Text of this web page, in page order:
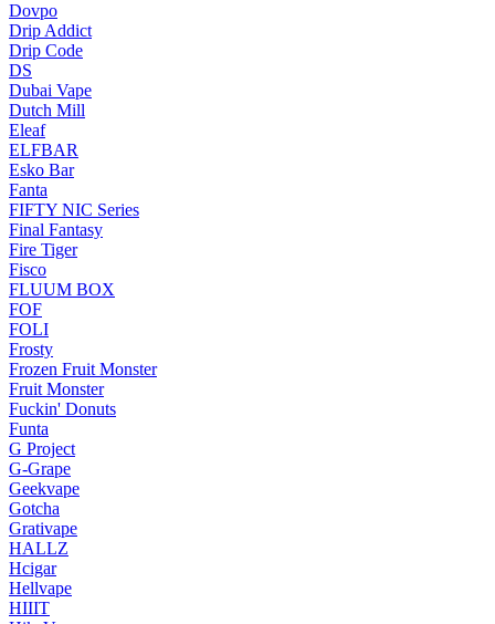
Dovpo
Drip Addict
Drip Code
DS
Dubai Vape
Dutch Mill
Eleaf
ELFBAR
Esko Bar
Fanta
FIFTY NIC Series
Final Fantasy
Fire Tiger
Fisco
FLUUM BOX
FOF
FOLI
Frosty
Frozen Fruit Monster
Fruit Monster
Fuckin' Donuts
Funta
G Project
G-Grape
Geekvape
Gotcha
Grativape
HALLZ
Hcigar
Hellvape
HIIIT